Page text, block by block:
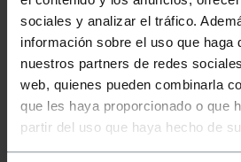
sociales y analizar el tráfico.
información sobre el uso que haga
nuestros partners de redes
web, quienes pueden combinarla
que les haya proporcionado o que
partir del uso que haya hecho de
Composiet video-adapter met
connector aan de ene kant en aan
RCA-Female type connector.
Maten en gewichten
Bruto gewicht: 20 g